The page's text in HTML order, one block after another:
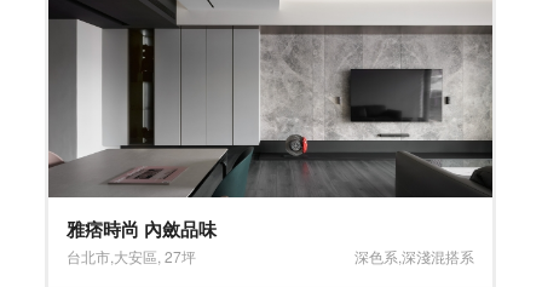
雅痞時尚 內斂品味
台北市 大安區 ,27坪 深色系 ,深淺混搭系